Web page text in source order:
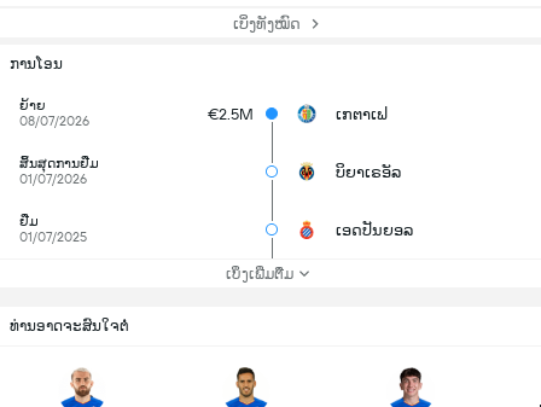
ເບິ່ງທັງໝົດ
ການໂອນ
ຍ້າຍ
08/07/2026
€2.5M ເກຕາເຟ
ສິ້ນສຸດການຢືມ
01/07/2026
ບິຍາເຣອັລ
ຢືມ
01/07/2025
ເອດປັນຍອລ
ເບິ່ງເພີ່ມຕື່ມ
ທ່ານອາດຈະສົນໃຈຕໍ່